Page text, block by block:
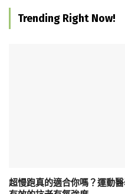
Trending Right Now!
超慢跑真的適合你嗎？運動